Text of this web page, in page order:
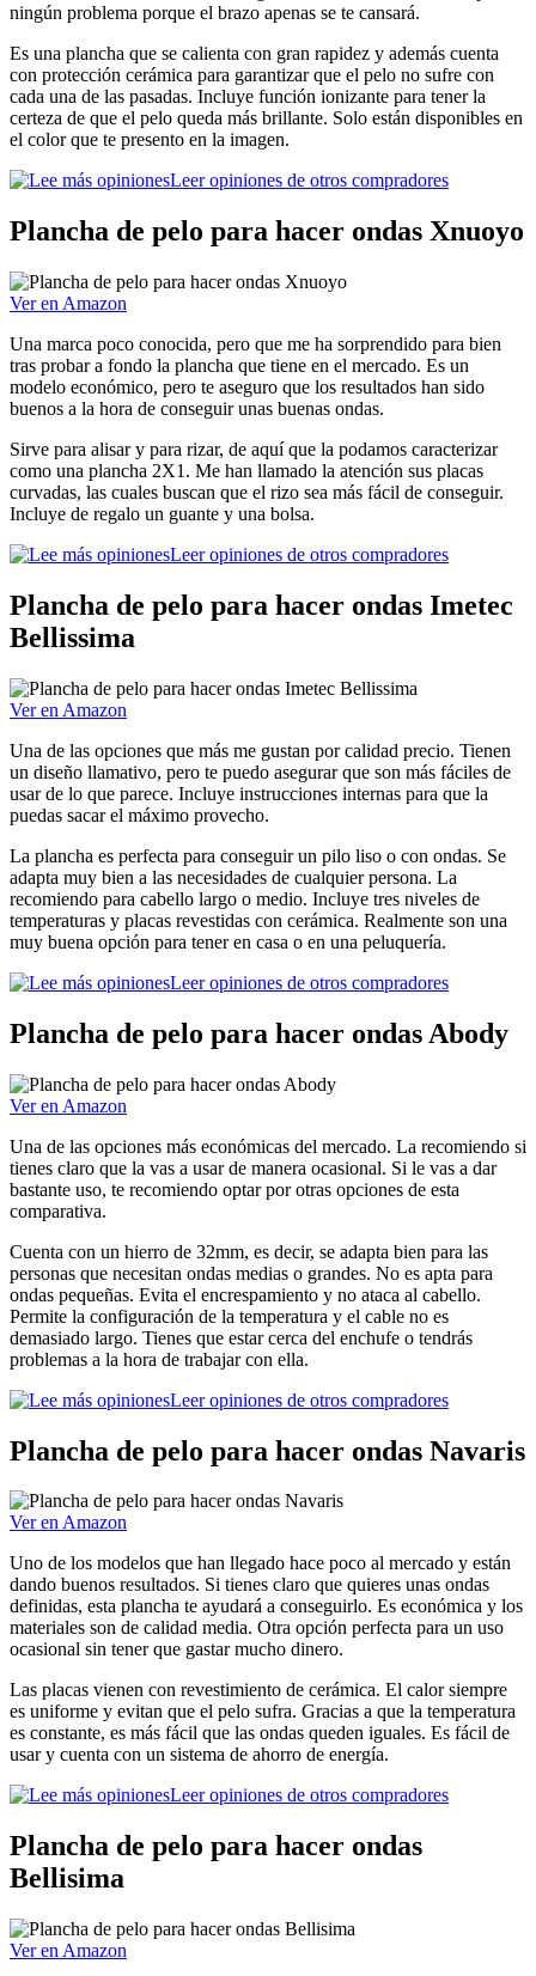
ningún problema porque el brazo apenas se te cansará.
Es una plancha que se calienta con gran rapidez y además cuenta
con protección cerámica para garantizar que el pelo no sufre con
cada una de las pasadas. Incluye función ionizante para tener la
certeza de que el pelo queda más brillante. Solo están disponibles en
el color que te presento en la imagen.
Leer opiniones de otros compradores
Plancha de pelo para hacer ondas Xnuoyo
Ver en Amazon
Una marca poco conocida, pero que me ha sorprendido para bien
tras probar a fondo la plancha que tiene en el mercado. Es un
modelo económico, pero te aseguro que los resultados han sido
buenos a la hora de conseguir unas buenas ondas.
Sirve para alisar y para rizar, de aquí que la podamos caracterizar
como una plancha 2X1. Me han llamado la atención sus placas
curvadas, las cuales buscan que el rizo sea más fácil de conseguir.
Incluye de regalo un guante y una bolsa.
Leer opiniones de otros compradores
Plancha de pelo para hacer ondas Imetec
Bellissima
Ver en Amazon
Una de las opciones que más me gustan por calidad precio. Tienen
un diseño llamativo, pero te puedo asegurar que son más fáciles de
usar de lo que parece. Incluye instrucciones internas para que la
puedas sacar el máximo provecho.
La plancha es perfecta para conseguir un pilo liso o con ondas. Se
adapta muy bien a las necesidades de cualquier persona. La
recomiendo para cabello largo o medio. Incluye tres niveles de
temperaturas y placas revestidas con cerámica. Realmente son una
muy buena opción para tener en casa o en una peluquería.
Leer opiniones de otros compradores
Plancha de pelo para hacer ondas Abody
Ver en Amazon
Una de las opciones más económicas del mercado. La recomiendo si
tienes claro que la vas a usar de manera ocasional. Si le vas a dar
bastante uso, te recomiendo optar por otras opciones de esta
comparativa.
Cuenta con un hierro de 32mm, es decir, se adapta bien para las
personas que necesitan ondas medias o grandes. No es apta para
ondas pequeñas. Evita el encrespamiento y no ataca al cabello.
Permite la configuración de la temperatura y el cable no es
demasiado largo. Tienes que estar cerca del enchufe o tendrás
problemas a la hora de trabajar con ella.
Leer opiniones de otros compradores
Plancha de pelo para hacer ondas Navaris
Ver en Amazon
Uno de los modelos que han llegado hace poco al mercado y están
dando buenos resultados. Si tienes claro que quieres unas ondas
definidas, esta plancha te ayudará a conseguirlo. Es económica y los
materiales son de calidad media. Otra opción perfecta para un uso
ocasional sin tener que gastar mucho dinero.
Las placas vienen con revestimiento de cerámica. El calor siempre
es uniforme y evitan que el pelo sufra. Gracias a que la temperatura
es constante, es más fácil que las ondas queden iguales. Es fácil de
usar y cuenta con un sistema de ahorro de energía.
Leer opiniones de otros compradores
Plancha de pelo para hacer ondas
Bellisima
Ver en Amazon